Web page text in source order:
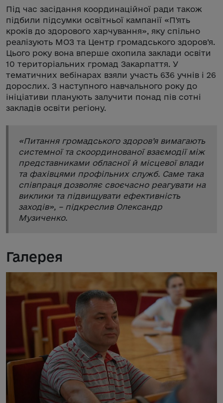
Під час засідання координаційної ради також
підбили підсумки освітньої кампанії «П'ять
кроків до здорового харчування», яку спільно
реалізують МОЗ та Центр громадського здоров’я.
Цього року вона вперше охопила заклади освіти
10 територіальних громад Закарпаття. У
тематичних вебінарах взяли участь 636 учнів і 26
дорослих. З наступного навчального року до
ініціативи планують залучити понад пів сотні
закладів освіти регіону.
«Питання громадського здоров’я вимагають
системної та скоординованої взаємодії між
представниками обласної й місцевої влади
та фахівцями профільних служб. Саме така
співпраця дозволяє своєчасно реагувати на
виклики та підвищувати ефективність
заходів», – підкреслив Олександр
Музиченко.
Галерея